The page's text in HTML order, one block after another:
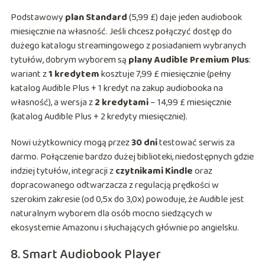
Podstawowy plan Standard(5,99 £) daje jeden audiobook
miesięcznie na własność. Jeśli chcesz połączyć dostęp do
dużego katalogu streamingowego z posiadaniem wybranych
tytułów, dobrym wyborem są plany Audible Premium Plus:
wariant z1 kredytemkosztuje 7,99 £ miesięcznie (pełny
katalog Audible Plus + 1 kredyt na zakup audiobooka na
własność), a wersja z2 kredytami– 14,99 £ miesięcznie
(katalog Audible Plus + 2 kredyty miesięcznie).
Nowi użytkownicy mogą przez30 dnitestować serwis za
darmo. Połączenie bardzo dużej biblioteki, niedostępnych gdzie
indziej tytułów, integracji zczytnikami Kindleoraz
dopracowanego odtwarzacza z regulacją prędkości w
szerokim zakresie (od 0,5x do 3,0x) powoduje, że Audible jest
naturalnym wyborem dla osób mocno siedzących w
ekosystemie Amazonu i słuchających głównie po angielsku.
8. Smart Audiobook Player